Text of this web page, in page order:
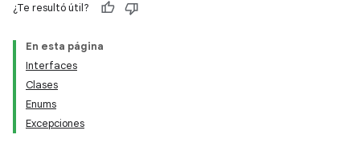
¿Te resultó útil?
En esta página
Interfaces
Clases
Enums
Excepciones